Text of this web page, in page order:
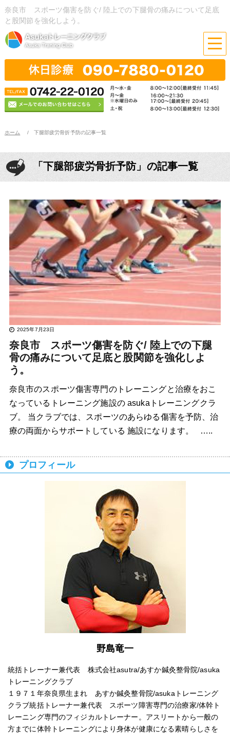
奈良市 スポーツ傷害を防ぐ/ 陸上での下腿骨の痛みについて足底
と股関節を強化しよう。
ホーム 下腿部疲労骨折予防の記事一覧
「下腿部疲労骨折予防」の記事一覧
2025年7月23日
奈良市 スポーツ傷害を防ぐ/ 陸上での下腿
骨の痛みについて足底と股関節を強化しよ
う。
奈良市のスポーツ傷害専門のトレーニングと治療をおこ
なっているトレーニング施設の asukaトレーニングクラ
ブ。 当クラブでは、スポーツのあらゆる傷害を予防、治
療の両面からサポートしている 施設になります。 …..
プロフィール
野島竜一
統括トレーナー兼代表 株式会社asutra/あすか鍼灸整骨院/asuka
トレーニングクラブ
１９７１年奈良県生まれ あすか鍼灸整骨院/asukaトレーニング
クラブ統括トレーナー兼代表 スポーツ障害専門の治療家/体幹ト
レーニング専門のフィジカルトレーナー。アスリートから一般の
方までに体幹トレーニングにより身体が健康になる素晴らしさを